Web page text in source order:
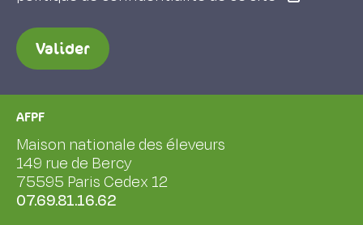
Valider
AFPF
Maison nationale des éleveurs
149 rue de Bercy
75595 Paris Cedex 12
07.69.81.16.62